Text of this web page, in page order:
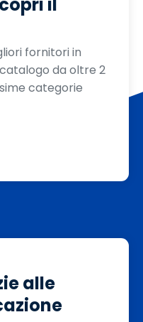
il
fornitori in
da oltre 2
categorie
alle